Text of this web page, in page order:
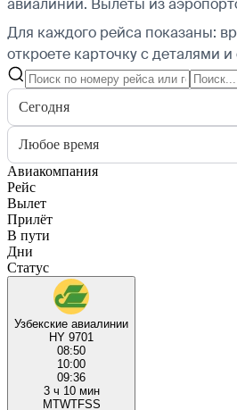
Для каждого рейса показаны:
откроете карточку с деталями
Сегодня
Любое время
Авиакомпания
Рейс
Вылет
Прилёт
В пути
Дни
Статус
Узбекские авиалинии
HY 9701
08:50
10:00
09:36
3 ч 10 мин
MTWTFSS